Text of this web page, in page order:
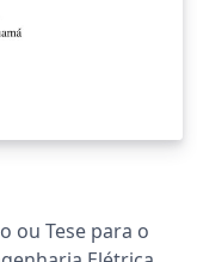
ou Tese para o